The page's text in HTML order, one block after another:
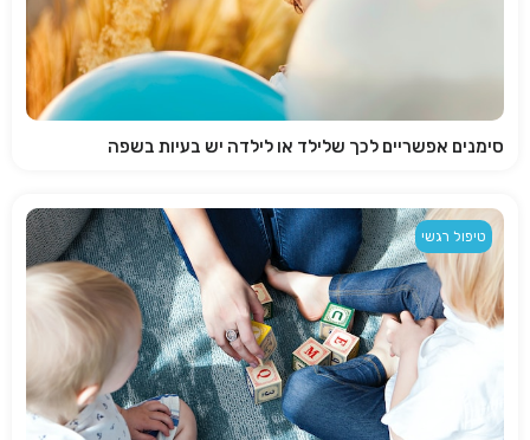
סימנים אפשריים לכך שלילד או לילדה יש בעיות בשפה
טיפול רגשי